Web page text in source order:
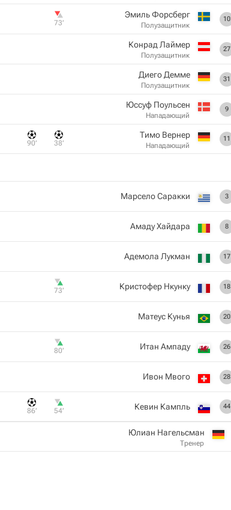
10
Эмиль Форсберг
Полузащитник
73‎’‎
27
Конрад Лаймер
Полузащитник
31
Диего Демме
Полузащитник
9
Юссуф Поульсен
Нападающий
11
Тимо Вернер
Нападающий
38‎’‎
90‎’‎
3
Марсело Саракки
8
Амаду Хайдара
17
Адемола Лукман
18
Кристофер Нкунку
73‎’‎
20
Матеус Кунья
26
Итан Ампаду
80‎’‎
28
Ивон Мвого
44
Кевин Кампль
54‎’‎
86‎’‎
Юлиан Нагельсман
Тренер